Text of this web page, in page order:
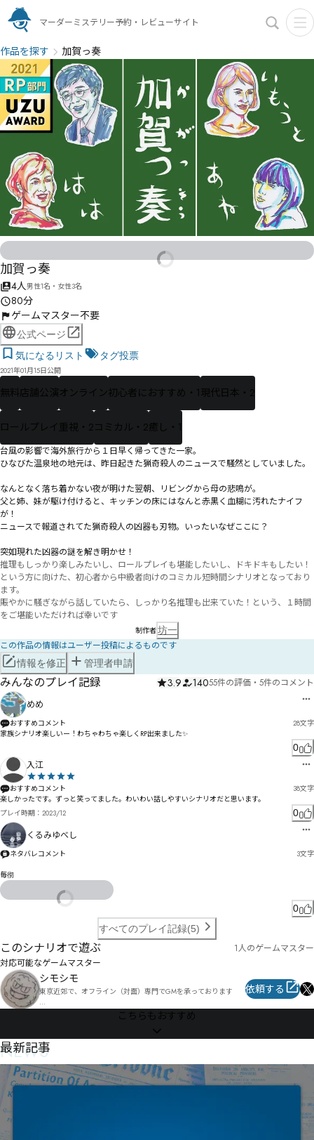
マーダーミステリー予約・レビューサイト
作品を探す 加賀っ奏
加賀っ奏
4人男性1名・女性3名
80分
ゲームマスター不要
公式ページ
気になるリスト
タグ投票
2021年01月15日公開
無料 店舗公演オンライン 初心者におすすめ・1現代日本・2
ロールプレイ重視・2コミカル・2癒し・1
台風の影響で海外旅行から１日早く帰ってきた一家。
ひなびた温泉地の地元は、昨日起きた猟奇殺人のニュースで騒然としていました。
なんとなく落ち着かない夜が明けた翌朝、リビングから母の悲鳴が。
父と姉、妹が駆け付けると、キッチンの床にはなんと赤黒く血糊に汚れたナイフ
が！
ニュースで報道されてた猟奇殺人の凶器も刃物。いったいなぜここに？
突如現れた凶器の謎を解き明かせ！
推理もしっかり楽しみたいし、ロールプレイも堪能したいし、ドキドキもしたい！
という方に向けた、初心者から中級者向けのコミカル短時間シナリオとなっており
ます。
賑やかに騒ぎながら話していたら、しっかり名推理も出来ていた！という、１時間
をご堪能いただければ幸いです
制作者坊一
この作品の情報はユーザー投稿によるものです
情報を修正 管理者申請
みんなのプレイ記録 3.9 14055件の評価 ・ 5件のコメント
めめ
おすすめコメント 28文字
家族シナリオ楽しいー！わちゃわちゃ楽しくRP出来ました✨️
0
入江
おすすめコメント 38文字
楽しかったです。ずっと笑ってました。わいわい話しやすいシナリオだと思います。
プレイ時期： 2023/12 0
くるみゆべし
ネタバレコメント 3文字
毎彻
0
すべてのプレイ記録(5)
このシナリオで遊ぶ
1人のゲームマスター
対応可能なゲームマスター
シモシモ
東京近郊で、オフライン（対面）専門でGMを承っております
普段は、会社員のため、土・日・祝日での対応となります
（平日はお受けしておりません、申し訳ございません）
※料金目安
➀会場確保から手配の場合（会場費込み）・・・おおむね2000～
3000円程度
（川崎市内でしたら、公共施設などの利用で、比較的お安くする
ことも可能です）
依頼する
こちらもおすすめ
NEWS
最新記事